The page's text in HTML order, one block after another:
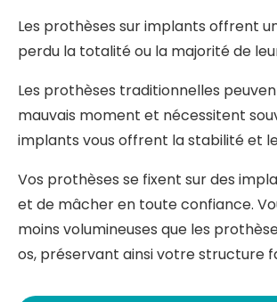
Les prothèses sur implants offrent
perdu la totalité ou la majorité de
Les prothèses traditionnelles
mauvais moment et nécessitent
implants vous offrent la stabilité et
Vos prothèses se fixent sur des
et de mâcher en toute confiance.
moins volumineuses que les
os, préservant ainsi votre structure